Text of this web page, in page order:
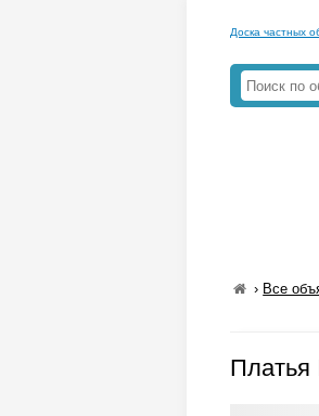
Доска частных
› Все
Платья